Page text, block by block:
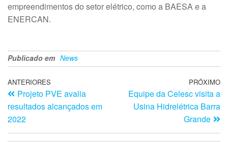
empreendimentos do setor elétrico, como a BAESA e a
ENERCAN.
Publicado em News
ANTERIORES
Projeto PVE avalia
resultados alcançados em
2022
PRÓXIMO
Equipe da Celesc visita a
Usina Hidrelétrica Barra
Grande